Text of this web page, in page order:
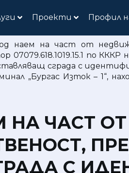
Проекти Профил
наем на част от
по КККР
сграда с
„Бургас Изток – 1“,
НА ЧАСТ
С